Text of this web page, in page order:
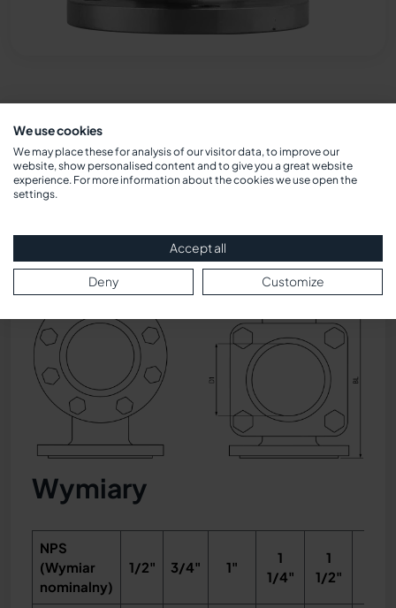
Przekrój –
rysunek
Wymiary
NPS
(Wymiar
nominalny)
1/2" 3/4" 1"
1
1/4"
1
1/2"
We use cookies
We may place these for analysis of our visitor data, to improve our
website, show personalised content and to give you a great website
experience. For more information about the cookies we use open the
settings.
Accept all
Deny Customize